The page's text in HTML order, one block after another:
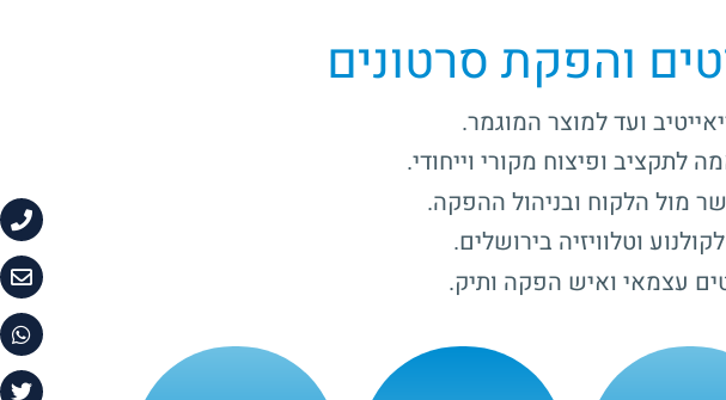
והפקת סרטונים
ועד למוצר המוגמר.
ופיצוח מקורי וייחודי.
מול הלקוח ובניהול ההפקה.
עצמאי ואיש הפקה ותיק.